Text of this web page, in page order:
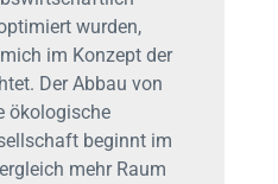
wurden,
im Konzept der
Der Abbau von
ökologische
beginnt im
mehr Raum